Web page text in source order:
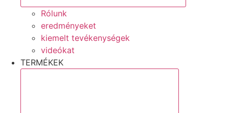
Rólunk
eredményeket
kiemelt tevékenységek
videókat
TERMÉKEK